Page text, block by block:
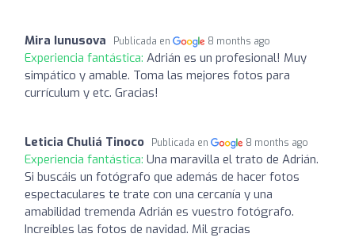
Mira Iunusova Publicada en 8 months ago
Experiencia fantástica: Adrián es un profesional! Muy
simpático y amable. Toma las mejores fotos para
currículum y etc. Gracias!
Leticia Chuliá Tinoco Publicada en 8 months ago
Experiencia fantástica: Una maravilla el trato de Adrián.
Si buscáis un fotógrafo que además de hacer fotos
espectaculares te trate con una cercanía y una
amabilidad tremenda Adrián es vuestro fotógrafo.
Increíbles las fotos de navidad. Mil gracias